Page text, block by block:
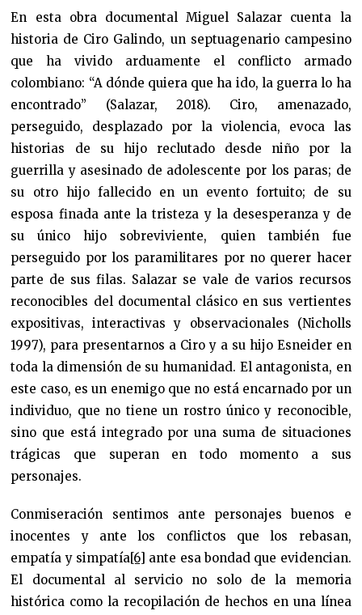
En esta obra documental Miguel Salazar cuenta la
historia de Ciro Galindo, un septuagenario campesino
que ha vivido arduamente el conflicto armado
colombiano: “A dónde quiera que ha ido, la guerra lo ha
encontrado” (Salazar, 2018). Ciro, amenazado,
perseguido, desplazado por la violencia, evoca las
historias de su hijo reclutado desde niño por la
guerrilla y asesinado de adolescente por los paras; de
su otro hijo fallecido en un evento fortuito; de su
esposa finada ante la tristeza y la desesperanza y de
su único hijo sobreviviente, quien también fue
perseguido por los paramilitares por no querer hacer
parte de sus filas. Salazar se vale de varios recursos
reconocibles del documental clásico en sus vertientes
expositivas, interactivas y observacionales (Nicholls
1997), para presentarnos a Ciro y a su hijo Esneider en
toda la dimensión de su humanidad. El antagonista, en
este caso, es un enemigo que no está encarnado por un
individuo, que no tiene un rostro único y reconocible,
sino que está integrado por una suma de situaciones
trágicas que superan en todo momento a sus
personajes.
Conmiseración sentimos ante personajes buenos e
inocentes y ante los conflictos que los rebasan,
empatía y simpatía [6] ante esa bondad que evidencian.
El documental al servicio no solo de la memoria
histórica como la recopilación de hechos en una línea